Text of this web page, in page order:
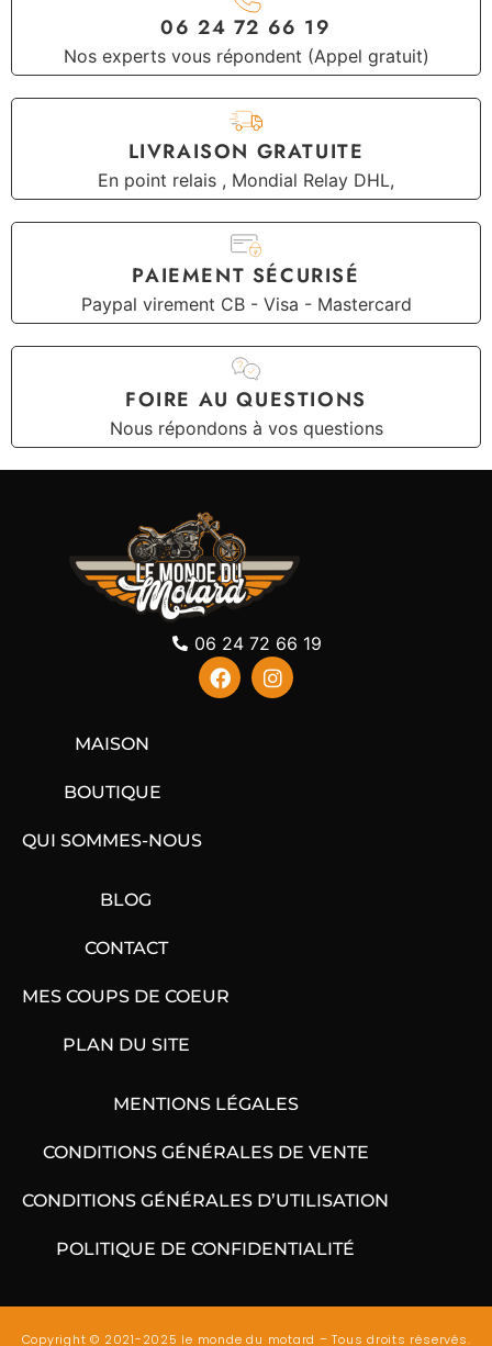
06 24 72 66 19
Nos experts vous répondent (Appel gratuit)
LIVRAISON GRATUITE
En point relais , Mondial Relay DHL,
PAIEMENT SÉCURISÉ
Paypal virement CB - Visa - Mastercard
FOIRE AU QUESTIONS
Nous répondons à vos questions
06 24 72 66 19
MAISON
BOUTIQUE
QUI SOMMES-NOUS
BLOG
CONTACT
MES COUPS DE COEUR
PLAN DU SITE
MENTIONS LÉGALES
CONDITIONS GÉNÉRALES DE VENTE
CONDITIONS GÉNÉRALES D’UTILISATION
POLITIQUE DE CONFIDENTIALITÉ
Copyright © 2021-2025 le monde du motard – Tous droits réservés.